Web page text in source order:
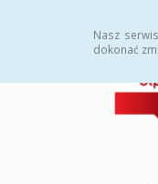
Nasz
dokonać